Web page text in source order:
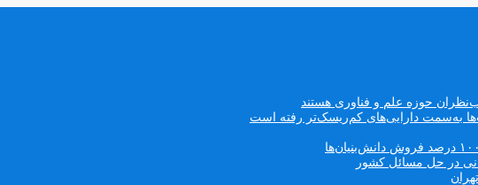
حوزه علم و فناوری هستند
به‌سمت دارایی‌های کم‌ریسک‌تر رفته است
در حل مسائل کشور